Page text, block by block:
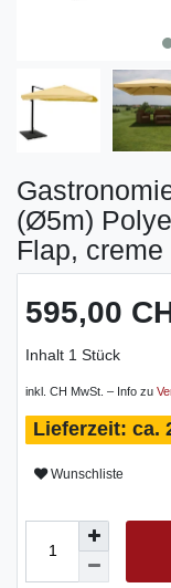
(Ø5m)
Flap,
595,00
Inhalt 1 Stück
inkl. CH MwSt. – Info zu
ca.
Wunschliste